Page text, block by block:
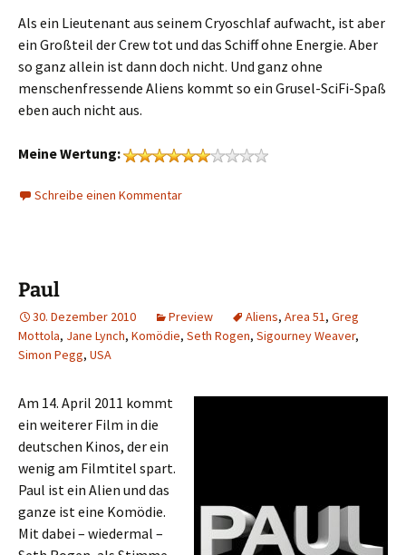
Als ein Lieutenant aus seinem Cryoschlaf aufwacht, ist aber
ein Großteil der Crew tot und das Schiff ohne Energie. Aber
so ganz allein ist dann doch nicht. Und ganz ohne
menschenfressende Aliens kommt so ein Grusel-SciFi-Spaß
eben auch nicht aus.
Meine Wertung:
Schreibe einen Kommentar
Paul
30. Dezember 2010 Preview Aliens, Area 51, Greg
Mottola, Jane Lynch, Komödie, Seth Rogen, Sigourney Weaver,
Simon Pegg, USA
Am 14. April 2011 kommt
ein weiterer Film in die
deutschen Kinos, der ein
wenig am Filmtitel spart.
Paul ist ein Alien und das
ganze ist eine Komödie.
Mit dabei – wiedermal –